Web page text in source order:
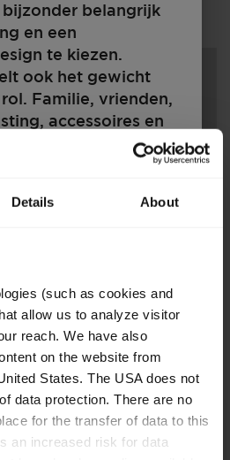
Details About
(such as cookies and
allow us to analyze visitor
reach. We have also
on the website from
States. The USA does not
data protection. There are no
for the transfer of data to this
an increased risk for data
Slaapplaatsen
1600 kg
Toegestaan totaal gewicht
belangrijk
en een
te kiezen.
ook het gewicht
Familie, vrienden,
accessoires en
plaats zijn voor
en de
van een
zich dan ook af: hoe
configureren
biedt aan
en accessoires
behoeften zonder
dit
overschrijdt? Om